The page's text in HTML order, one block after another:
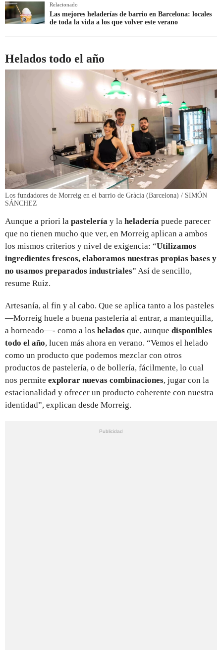
Relacionado
Las mejores heladerías de barrio en Barcelona: locales
de toda la vida a los que volver este verano
Helados todo el año
Los fundadores de Morreig en el barrio de Gràcia (Barcelona) / SIMÓN
SÁNCHEZ
Aunque a priori la pastelería y la heladería puede parecer
que no tienen mucho que ver, en Morreig aplican a ambos
los mismos criterios y nivel de exigencia: “Utilizamos
ingredientes frescos, elaboramos nuestras propias bases y
no usamos preparados industriales” Así de sencillo,
resume Ruiz.
Artesanía, al fin y al cabo. Que se aplica tanto a los pasteles
—Morreig huele a buena pastelería al entrar, a mantequilla,
a horneado—- como a los helados que, aunque disponibles
todo el año, lucen más ahora en verano. “Vemos el helado
como un producto que podemos mezclar con otros
productos de pastelería, o de bollería, fácilmente, lo cual
nos permite explorar nuevas combinaciones, jugar con la
estacionalidad y ofrecer un producto coherente con nuestra
identidad”, explican desde Morreig.